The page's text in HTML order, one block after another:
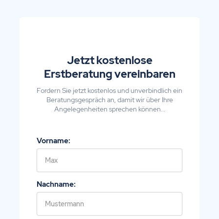
Jetzt kostenlose
Erstberatung vereinbaren
Fordern Sie jetzt kostenlos und unverbindlich ein
Beratungsgespräch an, damit wir über Ihre
Angelegenheiten sprechen können...
Vorname:
Nachname: